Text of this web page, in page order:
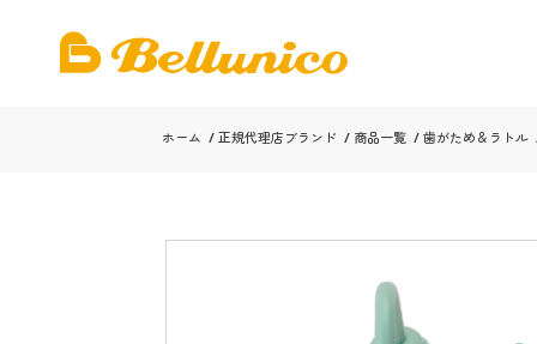
ホーム / 正規代理店ブランド / 商品一覧 / 歯がため＆ラトル